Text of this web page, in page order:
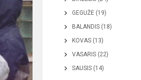
GEGUŽĖ (19)
BALANDIS (18)
KOVAS (13)
VASARIS (22)
SAUSIS (14)